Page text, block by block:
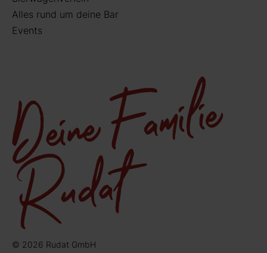
Alles rund um deine Bar
Events
© 2026 Rudat GmbH